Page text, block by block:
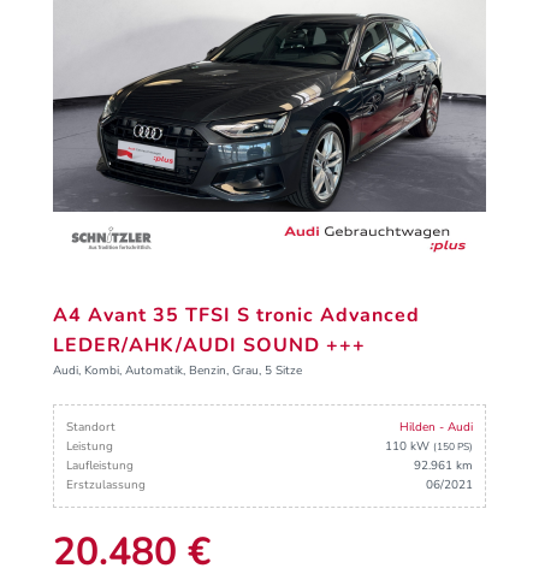
A4 Avant 35 TFSI S tronic Advanced
LEDER/AHK/AUDI SOUND +++
Audi, Kombi, Automatik, Benzin, Grau, 5 Sitze
Standort
Hilden - Audi
Leistung
110 kW (150 PS)
Laufleistung
92.961 km
Erstzulassung
06/2021
20.480 €